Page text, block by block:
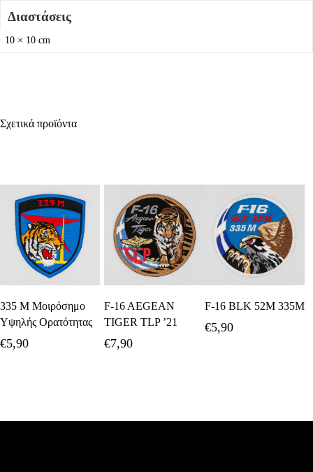
Διαστάσεις
10 × 10 cm
Σχετικά προϊόντα
Προσθήκη Στο
Καλάθι
335 Μ Μοιρόσημο
Υψηλής Ορατότητας
€5,90
Καλάθι
F-16 AEGEAN
TIGER TLP ’21
€7,90
F-16 BLK 52M 335Μ
€5,90